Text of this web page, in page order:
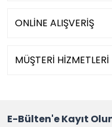
ONLİNE ALIŞVERİŞ
MÜŞTERİ HİZMETLERİ
E-Bülten'e Kayıt